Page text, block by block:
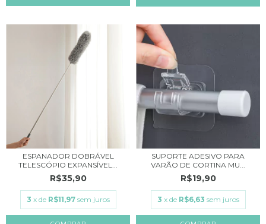
ESPANADOR DOBRÁVEL
TELESCÓPIO EXPANSÍVEL...
R$35,90
3 x de R$11,97 sem juros
SUPORTE ADESIVO PARA
VARÃO DE CORTINA MU...
R$19,90
3 x de R$6,63 sem juros